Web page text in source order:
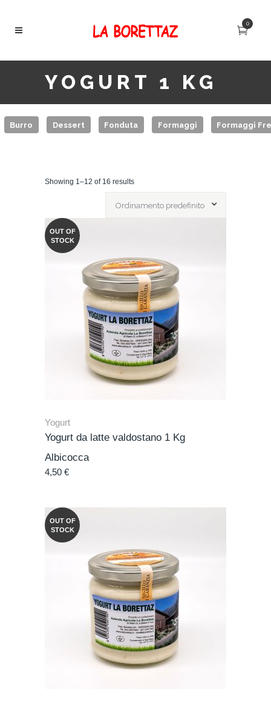
0
YOGURT 1 KG
Burro Dessert Fonduta Formaggi Formaggi
Showing 1–12 of 16 results
Ordinamento predefinito
OUT OF
STOCK
Yogurt
Yogurt da latte valdostano 1 Kg
Albicocca
4,50 €
OUT OF
STOCK